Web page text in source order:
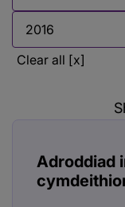
Clear all [x]
Adroddiad